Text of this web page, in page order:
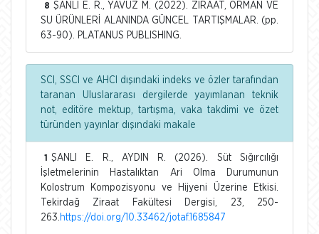
8 ŞANLI E. R., YAVUZ M. (2022). ZİRAAT, ORMAN VE
SU ÜRÜNLERİ ALANINDA GÜNCEL TARTIŞMALAR. (pp.
63-90). PLATANUS PUBLISHING.
SCI, SSCI ve AHCI dışındaki indeks ve özler tarafından
taranan Uluslararası dergilerde yayımlanan teknik
not, editöre mektup, tartışma, vaka takdimi ve özet
türünden yayınlar dışındaki makale
1
ŞANLI E. R., AYDIN R. (2026). Süt Sığırcılığı
İşletmelerinin Hastalıktan Ari Olma Durumunun
Kolostrum Kompozisyonu ve Hijyeni Üzerine Etkisi.
Tekirdağ Ziraat Fakültesi Dergisi, 23, 250-
263. https://doi.org/10.33462/jotaf.1685847